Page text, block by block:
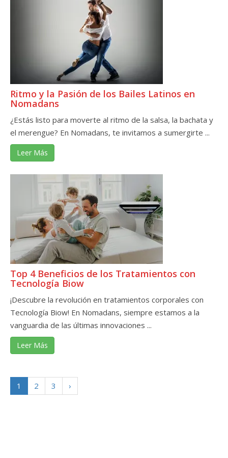
Ritmo y la Pasión de los Bailes Latinos en
Nomadans
¿Estás listo para moverte al ritmo de la salsa, la bachata y
el merengue? En Nomadans, te invitamos a sumergirte ...
Leer Más
Top 4 Beneficios de los Tratamientos con
Tecnología Biow
¡Descubre la revolución en tratamientos corporales con
Tecnología Biow! En Nomadans, siempre estamos a la
vanguardia de las últimas innovaciones ...
Leer Más
1 2 3 ›